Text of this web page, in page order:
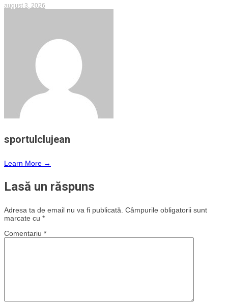
august 3, 2026
sportulclujean
Learn More →
Lasă un răspuns
Adresa ta de email nu va fi publicată. Câmpurile obligatorii sunt
marcate cu *
Comentariu *